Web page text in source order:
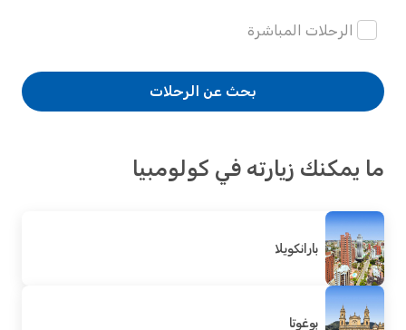
الرحلات المباشرة
بحث عن الرحلات
ما يمكنك زيارته في كولومبيا
بارانكويلا
بوغوتا